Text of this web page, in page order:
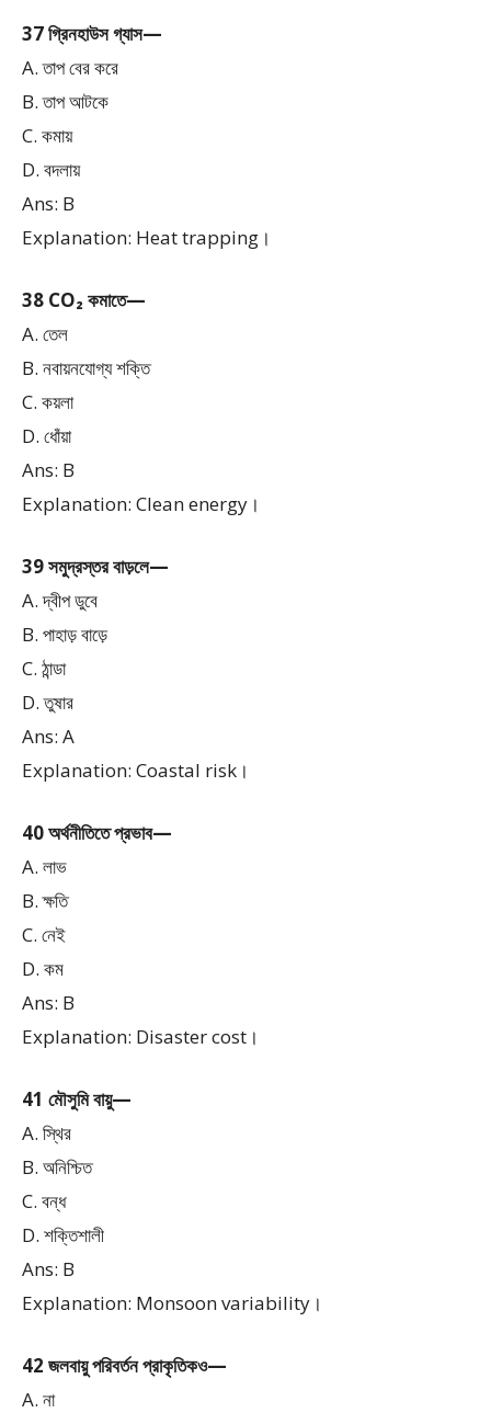
37 গ্রিনহাউস গ্যাস—
A. তাপ বের করে
B. তাপ আটকে
C. কমায়
D. বদলায়
Ans: B
Explanation: Heat trapping।
38 CO₂ কমাতে—
A. তেল
B. নবায়নযোগ্য শক্তি
C. কয়লা
D. ধোঁয়া
Ans: B
Explanation: Clean energy।
39 সমুদ্রস্তর বাড়লে—
A. দ্বীপ ডুবে
B. পাহাড় বাড়ে
C. ঠান্ডা
D. তুষার
Ans: A
Explanation: Coastal risk।
40 অর্থনীতিতে প্রভাব—
A. লাভ
B. ক্ষতি
C. নেই
D. কম
Ans: B
Explanation: Disaster cost।
41 মৌসুমি বায়ু—
A. স্থির
B. অনিশ্চিত
C. বন্ধ
D. শক্তিশালী
Ans: B
Explanation: Monsoon variability।
42 জলবায়ু পরিবর্তন প্রাকৃতিকও—
A. না